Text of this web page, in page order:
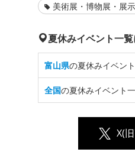
美術展・博物展・展
夏休みイベント一
富山県の夏休みイベン
全国の夏休みイベント
X(